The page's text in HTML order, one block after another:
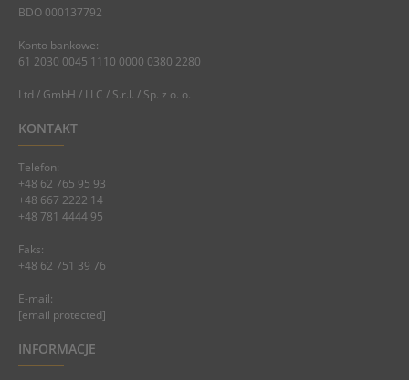
BDO 000137792
Konto bankowe:
61 2030 0045 1110 0000 0380 2280
Ltd / GmbH / LLC / S.r.l. / Sp. z o. o.
KONTAKT
Telefon:
+48 62 765 95 93
+48 667 2222 14
+48 781 4444 95
Faks:
+48 62 751 39 76
E-mail:
[email protected]
INFORMACJE